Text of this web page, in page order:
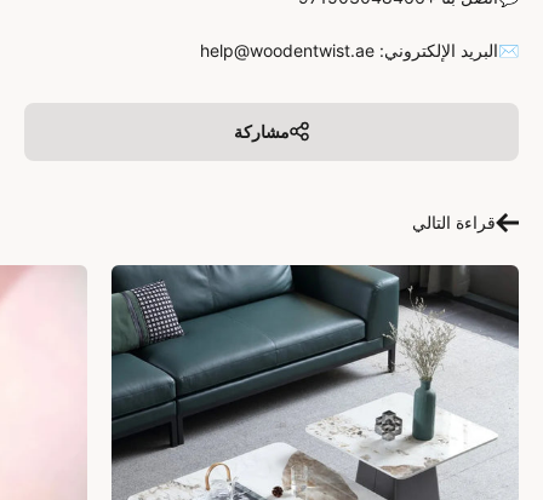
✉️البريد الإلكتروني: help@woodentwist.ae
مشاركة
قراءة التالي